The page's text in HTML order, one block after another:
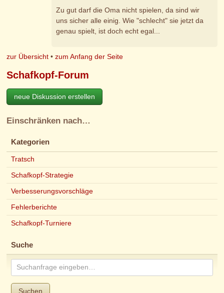
Zu gut darf die Oma nicht spielen, da sind wir
uns sicher alle einig. Wie "schlecht" sie jetzt da
genau spielt, ist doch echt egal...
zur Übersicht •zum Anfang der Seite
Schafkopf-Forum
neue Diskussion erstellen
Einschränken nach…
Kategorien
Tratsch
Schafkopf-Strategie
Verbesserungsvorschläge
Fehlerberichte
Schafkopf-Turniere
Suche
Suchen